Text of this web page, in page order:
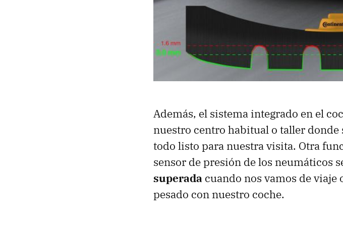
Además, el sistema integrado en el
nuestro centro habitual o taller
todo listo para nuestra visita. Otra
sensor de presión de los neumáticos
superada cuando nos vamos de
pesado con nuestro coche.